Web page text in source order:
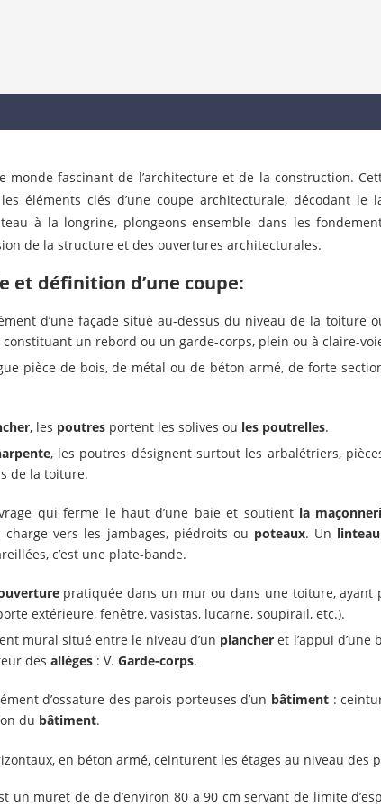
monde fascinant de l’architecture et de la construction.
éléments clés d’une coupe architecturale, décodant le
à la longrine, plongeons ensemble dans les
de la structure et des ouvertures architecturales.
et définition d’une coupe:
d’une façade situé au-dessus du niveau de la toiture
constituant un rebord ou un garde-corps, plein ou à claire-
pièce de bois, de métal ou de béton armé, de forte
, les poutres portent les solives ou les poutrelles.
, les poutres désignent surtout les arbalétriers,
de la toiture.
qui ferme le haut d’une baie et soutient la
charge vers les jambages, piédroits ou poteaux. Un linteau
c’est une plate-bande.
pratiquée dans un mur ou dans une toiture, ayant
extérieure, fenêtre, vasistas, lucarne, soupirail, etc.).
mural situé entre le niveau d’un plancher et l’appui d’une
des allèges : V. Garde-corps.
d’ossature des parois porteuses d’un bâtiment :
du bâtiment.
en béton armé, ceinturent les étages au niveau des
un muret de de d’environ 80 a 90 cm servant de limite